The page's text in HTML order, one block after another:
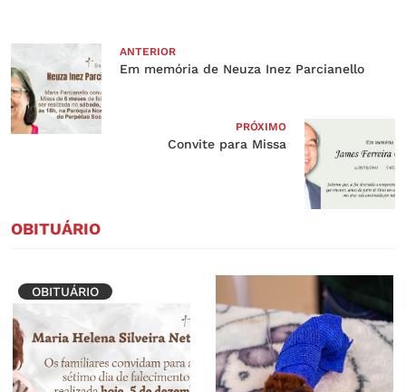
ANTERIOR
Em memória de Neuza Inez Parcianello
PRÓXIMO
Convite para Missa
OBITUÁRIO
OBITUÁRIO